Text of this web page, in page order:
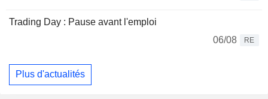
Trading Day : Pause avant l'emploi
06/08
RE
Plus d'actualités